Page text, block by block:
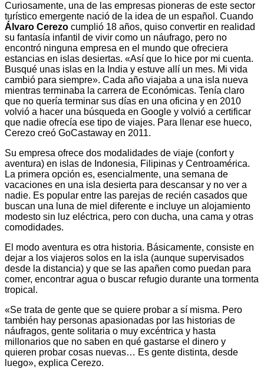
Curiosamente, una de las empresas pioneras de este sector
turístico emergente nació de la idea de un español. Cuando
Álvaro Cerezo cumplió 18 años, quiso convertir en realidad
su fantasía infantil de vivir como un náufrago, pero no
encontró ninguna empresa en el mundo que ofreciera
estancias en islas desiertas. «Así que lo hice por mi cuenta.
Busqué unas islas en la India y estuve allí un mes. Mi vida
cambió para siempre». Cada año viajaba a una isla nueva
mientras terminaba la carrera de Económicas. Tenía claro
que no quería terminar sus días en una oficina y en 2010
volvió a hacer una búsqueda en Google y volvió a certificar
que nadie ofrecía ese tipo de viajes. Para llenar ese hueco,
Cerezo creó GoCastaway en 2011.
Su empresa ofrece dos modalidades de viaje (confort y
aventura) en islas de Indonesia, Filipinas y Centroamérica.
La primera opción es, esencialmente, una semana de
vacaciones en una isla desierta para descansar y no ver a
nadie. Es popular entre las parejas de recién casados que
buscan una luna de miel diferente e incluye un alojamiento
modesto sin luz eléctrica, pero con ducha, una cama y otras
comodidades.
El modo aventura es otra historia. Básicamente, consiste en
dejar a los viajeros solos en la isla (aunque supervisados
desde la distancia) y que se las apañen como puedan para
comer, encontrar agua o buscar refugio durante una tormenta
tropical.
«Se trata de gente que se quiere probar a sí misma. Pero
también hay personas apasionadas por las historias de
náufragos, gente solitaria o muy excéntrica y hasta
millonarios que no saben en qué gastarse el dinero y
quieren probar cosas nuevas… Es gente distinta, desde
luego», explica Cerezo.